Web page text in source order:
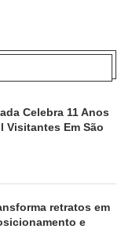
Celebra 11 Anos
Visitantes Em São
retratos em
e